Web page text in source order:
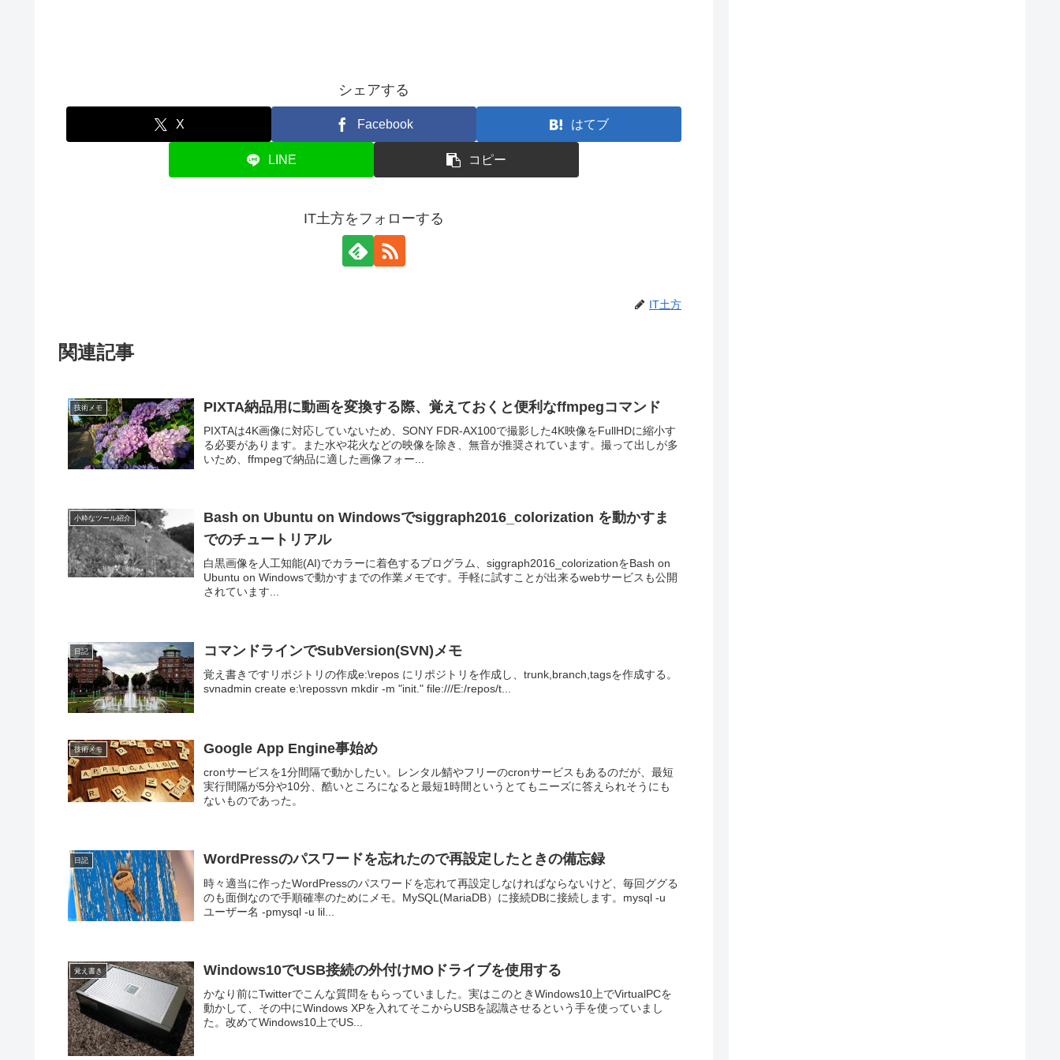
シェアする
X Facebook はてブ
LINE コピー
IT土方をフォローする
IT土方
関連記事
技術メモ PIXTA納品用に動画を変換する際、覚えておくと便利なffmpegコマンド
PIXTAは4K画像に対応していないため、SONY FDR-AX100で撮影した4K映像をFullHDに縮小す
る必要があります。また水や花火などの映像を除き、無音が推奨されています。撮って出しが多
いため、ffmpegで納品に適した画像フォー...
小粋なツール紹介
Bash on Ubuntu on Windowsでsiggraph2016_colorization を動かすま
でのチュートリアル
白黒画像を人工知能(AI)でカラーに着色するプログラム、siggraph2016_colorizationをBash on
Ubuntu on Windowsで動かすまでの作業メモです。手軽に試すことが出来るwebサービスも公開
されています...
日記 コマンドラインでSubVersion(SVN)メモ
覚え書きですリポジトリの作成e:\repos にリポジトリを作成し、trunk,branch,tagsを作成する。
svnadmin create e:\repossvn mkdir -m "init." file:///E:/repos/t...
技術メモ Google App Engine事始め
cronサービスを1分間隔で動かしたい。レンタル鯖やフリーのcronサービスもあるのだが、最短
実行間隔が5分や10分、酷いところになると最短1時間というとてもニーズに答えられそうにも
ないものであった。
日記 WordPressのパスワードを忘れたので再設定したときの備忘録
時々適当に作ったWordPressのパスワードを忘れて再設定しなければならないけど、毎回ググる
のも面倒なので手順確率のためにメモ。MySQL(MariaDB）に接続DBに接続します。mysql -u
ユーザー名 -pmysql -u lil...
覚え書き Windows10でUSB接続の外付けMOドライブを使用する
かなり前にTwitterでこんな質問をもらっていました。実はこのときWindows10上でVirtualPCを
動かして、その中にWindows XPを入れてそこからUSBを認識させるという手を使っていまし
た。改めてWindows10上でUS...